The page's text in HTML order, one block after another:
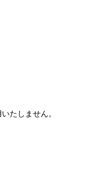
たしません。